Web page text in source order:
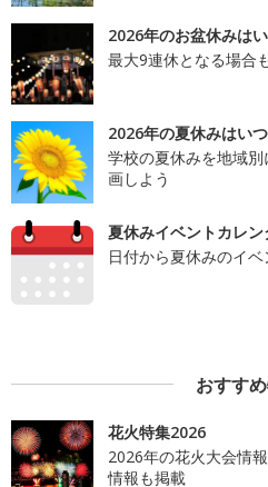
2026年のお盆休みは
最大9連休となる場合
2026年の夏休みはい
学校の夏休みを地域
画しよう
夏休みイベントカレン
日付から夏休みのイ
おすす
花火特集2026
2026年の花火大会情
情報も掲載